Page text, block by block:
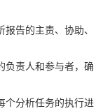
告的主责、协助、
负责人和参与者，确
个分析任务的执行进